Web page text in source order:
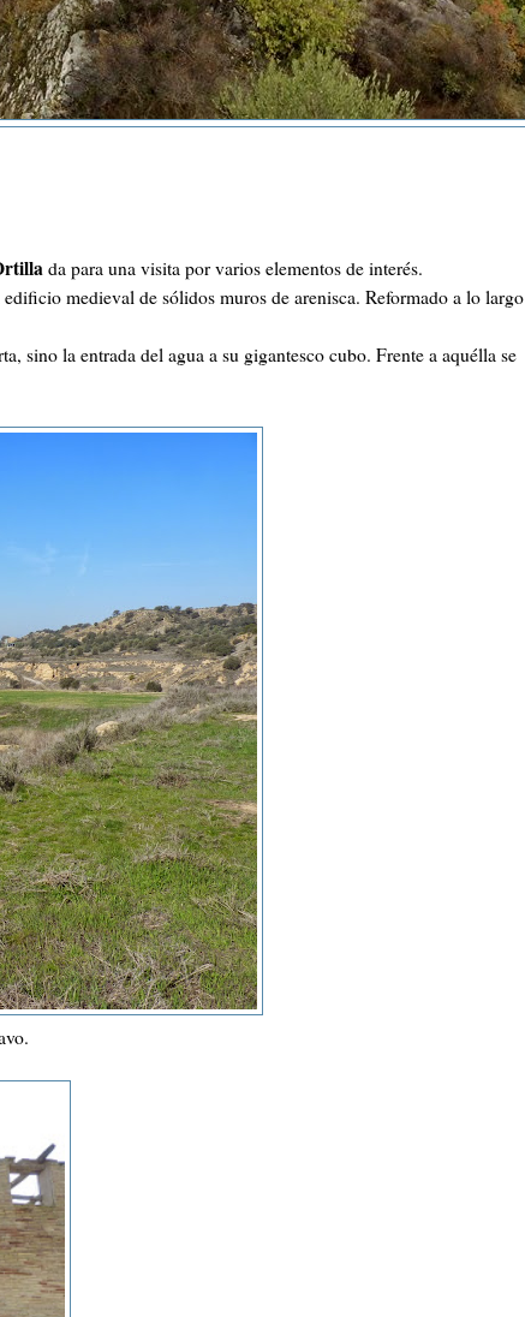
da para una visita por varios elementos de interés.
medieval de sólidos muros de arenisca. Reformado a lo largo
sino la entrada del agua a su gigantesco cubo. Frente a aquélla se